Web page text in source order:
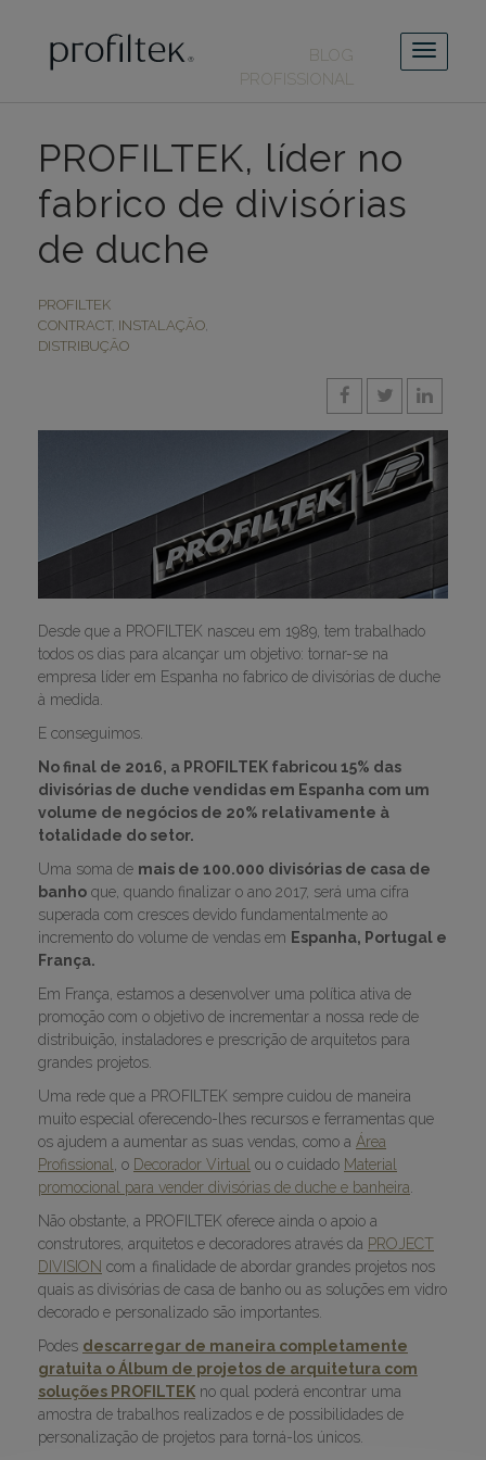
BLOG
PROFISSIONAL
PROFILTEK, líder no
fabrico de divisórias
de duche
PROFILTEK
CONTRACT, INSTALAÇÃO,
DISTRIBUÇÃO
Desde que a PROFILTEK nasceu em 1989, tem trabalhado
todos os dias para alcançar um objetivo: tornar-se na
empresa líder em Espanha no fabrico de divisórias de duche
à medida.
E conseguimos.
No final de 2016, a PROFILTEK fabricou 15% das
divisórias de duche vendidas em Espanha com um
volume de negócios de 20% relativamente à
totalidade do setor.
Uma soma de mais de 100.000 divisórias de casa de
banho que, quando finalizar o ano 2017, será uma cifra
superada com cresces devido fundamentalmente ao
incremento do volume de vendas em Espanha, Portugal e
França.
Em França, estamos a desenvolver uma política ativa de
promoção com o objetivo de incrementar a nossa rede de
distribuição, instaladores e prescrição de arquitetos para
grandes projetos.
Uma rede que a PROFILTEK sempre cuidou de maneira
muito especial oferecendo-lhes recursos e ferramentas que
os ajudem a aumentar as suas vendas, como a Área
Profissional , o Decorador Virtual ou o cuidado Material
promocional para vender divisórias de duche e banheira
Não obstante, a PROFILTEK oferece ainda o apoio a
construtores, arquitetos e decoradores através da PROJECT
DIVISION com a finalidade de abordar grandes projetos nos
quais as divisórias de casa de banho ou as soluções em vidro
decorado e personalizado são importantes.
Podes descarregar de maneira completamente
gratuita o Álbum de projetos de arquitetura com
soluções PROFILTEK no qual poderá encontrar uma
amostra de trabalhos realizados e de possibilidades de
personalização de projetos para torná-los únicos.